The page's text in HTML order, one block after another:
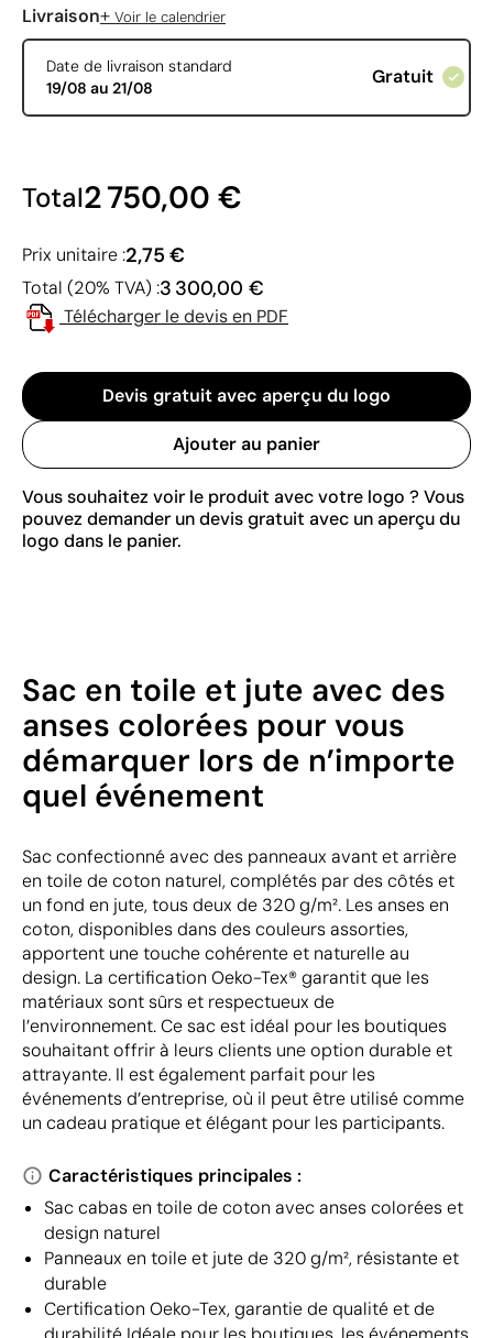
Livraison+ Voir le calendrier
Date de livraison standard
19/08 au 21/08
Gratuit
Total2 750,00 €
Prix unitaire :2,75 €
Total (20% TVA) :3 300,00 €
Télécharger le devis en PDF
Devis gratuit avec aperçu du logo
Ajouter au panier
Vous souhaitez voir le produit avec votre logo ? Vous
pouvez demander un devis gratuit avec un aperçu du
logo dans le panier.
Sac en toile et jute avec des
anses colorées pour vous
démarquer lors de n’importe
quel événement
Sac confectionné avec des panneaux avant et arrière
en toile de coton naturel, complétés par des côtés et
un fond en jute, tous deux de 320 g/m². Les anses en
coton, disponibles dans des couleurs assorties,
apportent une touche cohérente et naturelle au
design. La certification Oeko-Tex® garantit que les
matériaux sont sûrs et respectueux de
l’environnement. Ce sac est idéal pour les boutiques
souhaitant offrir à leurs clients une option durable et
attrayante. Il est également parfait pour les
événements d’entreprise, où il peut être utilisé comme
un cadeau pratique et élégant pour les participants.
Caractéristiques principales :
Sac cabas en toile de coton avec anses colorées et
design naturel
Panneaux en toile et jute de 320 g/m², résistante et
durable
Certification Oeko-Tex, garantie de qualité et de